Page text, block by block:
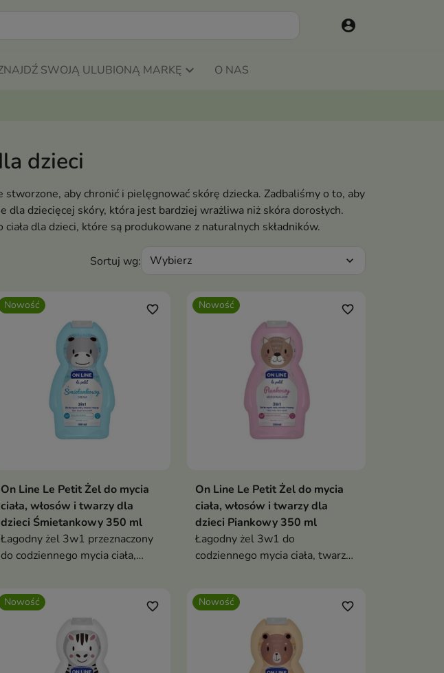
account_circle
SWOJĄ ULUBIONĄ MARKĘ O NAS
dzieci
stworzone, aby chronić i pielęgnować skórę dziecka. Zadbaliśmy o to, aby
dla dziecięcej skóry, która jest bardziej wrażliwa niż skóra dorosłych.
dla dzieci, które są produkowane z naturalnych składników.
Sortuj wg: Wybierz expand_more
Nowość favorite_border
On Line Le Petit Żel do mycia
ciała, włosów i twarzy dla
dzieci Śmietankowy 350 ml
Łagodny żel 3w1 przeznaczony
do codziennego mycia ciała,
Nowość favorite_border
On Line Le Petit Żel do mycia
ciała, włosów i twarzy dla
dzieci Piankowy 350 ml
Łagodny żel 3w1 do
codziennego mycia ciała, twarzy i
Nowość favorite_border Nowość favorite_border